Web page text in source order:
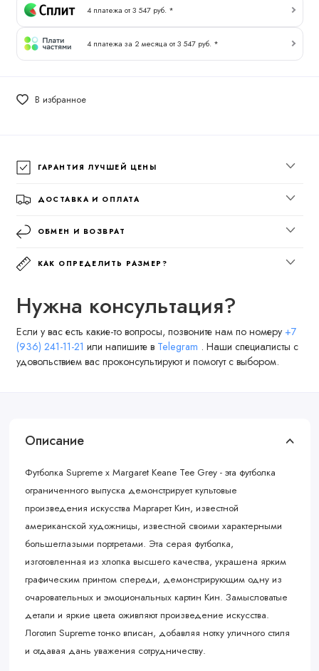
4 платежа от 3 547 руб. *
4 платежа за 2 месяца от 3 547 руб. *
В избранное
ГАРАНТИЯ ЛУЧШЕЙ ЦЕНЫ
ДОСТАВКА И ОПЛАТА
ОБМЕН И ВОЗВРАТ
КАК ОПРЕДЕЛИТЬ РАЗМЕР?
Нужна консультация?
Если у вас есть какие-то вопросы, позвоните нам по номеру +7
(936) 241-11-21 или напишите в Telegram . Наши специалисты с
удовольствием вас проконсультируют и помогут с выбором.
Описание
Футболка Supreme x Margaret Keane Tee Grey - эта футболка
ограниченного выпуска демонстрирует культовые
произведения искусства Маргарет Кин, известной
американской художницы, известной своими характерными
большеглазыми портретами. Эта серая футболка,
изготовленная из хлопка высшего качества, украшена ярким
графическим принтом спереди, демонстрирующим одну из
очаровательных и эмоциональных картин Кин. Замысловатые
детали и яркие цвета оживляют произведение искусства.
Логотип Supreme тонко вписан, добавляя нотку уличного стиля
и отдавая дань уважения сотрудничеству.